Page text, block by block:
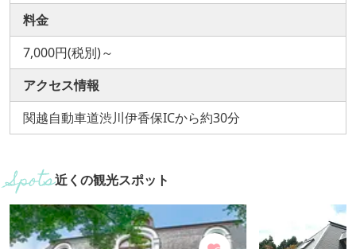
料金
7,000円(税別)～
アクセス情報
関越自動車道渋川伊香保ICから約30分
近くの観光スポット